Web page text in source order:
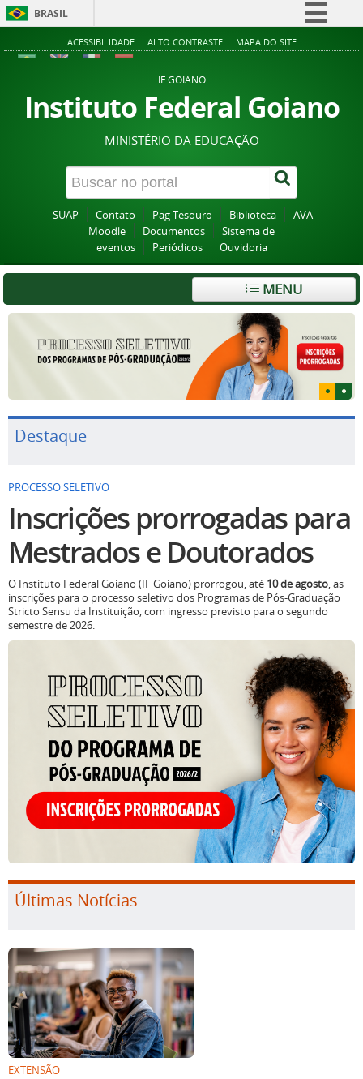
BRASIL
Simplifique!
Acesso à informação
Legislação
Canais
ACESSIBILIDADE ALTO CONTRASTE MAPA DO SITE
IF GOIANO
Instituto Federal Goiano
MINISTÉRIO DA EDUCAÇÃO
SUAP Contato Pag Tesouro Biblioteca
AVA -
Moodle
Documentos
Sistema de
eventos
Periódicos Ouvidoria
MENU
Destaque
PROCESSO SELETIVO
Inscrições prorrogadas para
Mestrados e Doutorados
O Instituto Federal Goiano (IF Goiano) prorrogou, até 10 de agosto, as
inscrições para o processo seletivo dos Programas de Pós-Graduação
Stricto Sensu da Instituição, com ingresso previsto para o segundo
semestre de 2026.
Últimas Notícias
EXTENSÃO